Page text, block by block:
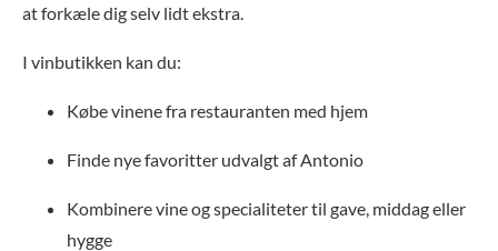
at forkæle dig selv lidt ekstra.
I vinbutikken kan du:
Købe vinene fra restauranten med hjem
Finde nye favoritter udvalgt af Antonio
Kombinere vine og specialiteter til gave, middag eller
hygge